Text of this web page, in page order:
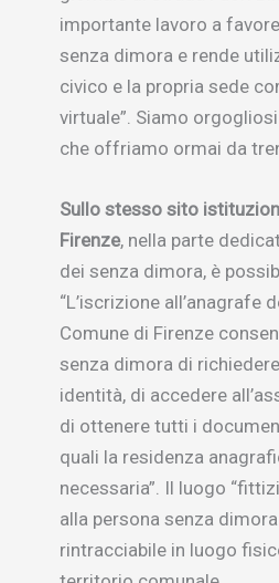
importante lavoro a
senza dimora e rende
civico e la propria sede
virtuale”. Siamo
che offriamo ormai da
Sullo stesso sito
Firenze, nella parte
dei senza dimora, è
“L’iscrizione all’anagrafe
Comune di Firenze
senza dimora di
identità, di accedere
di ottenere tutti i
quali la residenza
necessaria”. Il luogo
alla persona senza
rintracciabile in luogo